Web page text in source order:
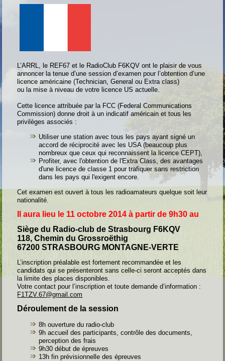
L’ARRL, le REF67 et le RadioClub F6KQV ont le plaisir de vous
annoncer la tenue d’une session d’examen pour l’obtention d’une
licence américaine (Technician, General ou Extra class)
ou la mise à niveau de votre licence US actuelle.
Cette licence attribuée par la FCC (Federal Communications
Commission) donne droit à un indicatif américain et tous les
privilèges associés :
Utiliser une station avec tous les pays ayant signé un
accord de réciprocité avec les USA (beaucoup plus
nombreux que ceux qui reconnaissent la licence CEPT),
Profiter, avec l'obtention de l'Extra Class, des avantages
d'une licence de classe 1 pour trafiquer sans restriction
dans les pays qui l'exigent encore.
Cet examen est ouvert à tous les radioamateurs quelque soit leur
nationalité.
Il aura lieu le 11 octobre 2014 à partir de 9h30 au
Siège du Radio-club de Strasbourg F6KQV
118, Chemin du Grossroëthig
67200 STRASBOURG MONTAGNE-VERTE
L’inscription préalable est fortement recommandée et les
candidats qui se présenteront sans celle-ci seront acceptés dans
la limite des places disponibles.
Votre contact pour l’inscription et toute demande d’information :
F1TZV.67@gmail.com
Déroulement de la session
8h ouverture du radio-club
9h accueil des participants, contrôle des documents,
perception des frais
9h30 début de épreuves
13h fin prévisionnelle des épreuves